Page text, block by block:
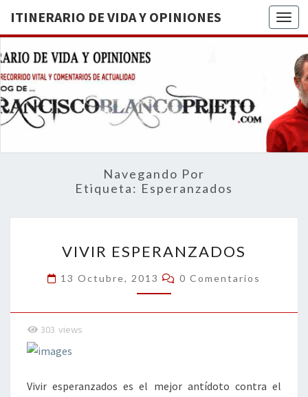
ITINERARIO DE VIDA Y OPINIONES
DE
BREVE
RECORRIDO
VITAL Y
ACTUALIDAD
Navegando Por
Etiqueta: Esperanzados
ESPERANZADOS
VIVIR ESPERANZADOS
13 Octubre, 2013 Comentarios
0 Comentarios
303 views
Vivir esperanzados es el mejor antídoto contra el